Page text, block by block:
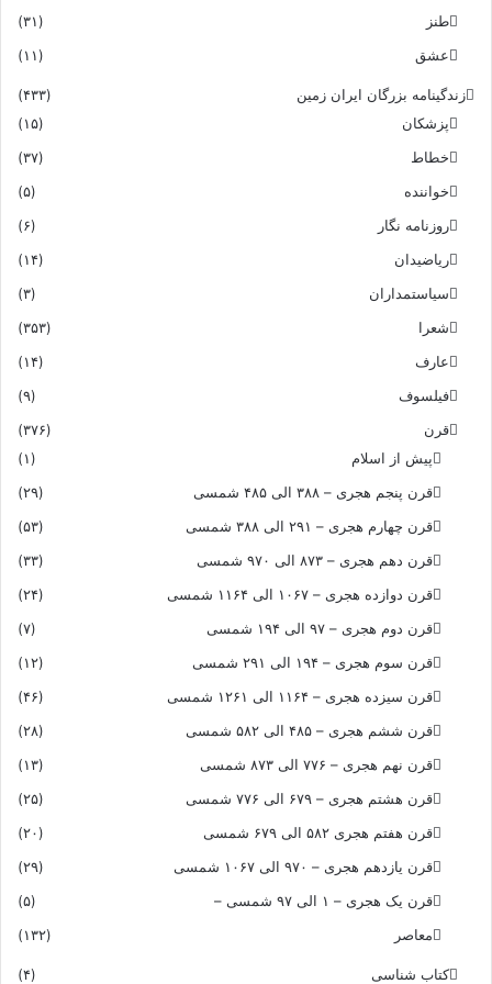
طنز
(۳۱)
عشق
(۱۱)
زندگینامه بزرگان ایران زمین
(۴۳۳)
پزشکان
(۱۵)
خطاط
(۳۷)
خواننده
(۵)
روزنامه نگار
(۶)
ریاضیدان
(۱۴)
سیاستمداران
(۳)
شعرا
(۳۵۳)
عارف
(۱۴)
فیلسوف
(۹)
قرن
(۳۷۶)
پیش از اسلام
(۱)
قرن پنجم هجری – ۳۸۸ الی ۴۸۵ شمسی
(۲۹)
قرن چهارم هجری – ۲۹۱ الی ۳۸۸ شمسی
(۵۳)
قرن دهم هجری – ۸۷۳ الی ۹۷۰ شمسی
(۳۳)
قرن دوازده هجری – ۱۰۶۷ الی ۱۱۶۴ شمسی
(۲۴)
قرن دوم هجری – ۹۷ الی ۱۹۴ شمسی
(۷)
قرن سوم هجری – ۱۹۴ الی ۲۹۱ شمسی
(۱۲)
قرن سیزده هجری – ۱۱۶۴ الی ۱۲۶۱ شمسی
(۴۶)
قرن ششم هجری – ۴۸۵ الی ۵۸۲ شمسی
(۲۸)
قرن نهم هجری – ۷۷۶ الی ۸۷۳ شمسی
(۱۳)
قرن هشتم هجری – ۶۷۹ الی ۷۷۶ شمسی
(۲۵)
قرن هفتم هجری ۵۸۲ الی ۶۷۹ شمسی
(۲۰)
قرن یازدهم هجری – ۹۷۰ الی ۱۰۶۷ شمسی
(۲۹)
قرن یک هجری – ۱ الی ۹۷ شمسی –
(۵)
معاصر
(۱۳۲)
کتاب شناسی (۴)